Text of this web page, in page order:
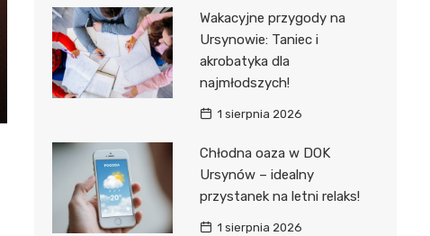
Wakacyjne przygody na
Ursynowie: Taniec i
akrobatyka dla
najmłodszych!
1 sierpnia 2026
Chłodna oaza w DOK
Ursynów – idealny
przystanek na letni relaks!
1 sierpnia 2026